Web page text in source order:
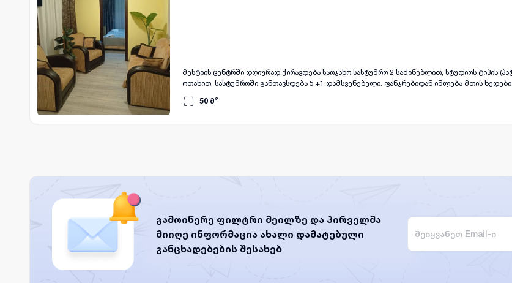
მესტიის ცენტრში დღიურად ქირავდება საოჯახო სასტუმრო 2 საძინებლით, სტუდიოს ტიპის (პატარა სამზარეულო) მისაღები
ოთახით. სასტუმროში განთავსდება 5 +1 დამსვენებელი. ფანჯრებიდან იშლება მთის ხედები
50 მ²
გამოიწერე ფილტრი მეილზე და პირველმა
მიიღე ინფორმაცია ახალი დამატებული
განცხადებების შესახებ